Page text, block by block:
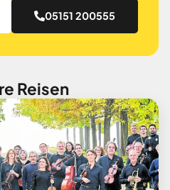
05151 200555
Reisen